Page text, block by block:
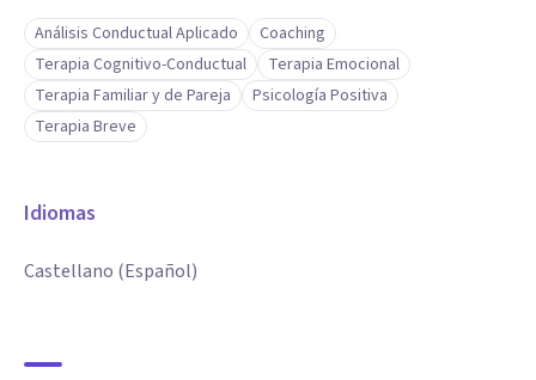
Análisis Conductual Aplicado
Coaching
Terapia Cognitivo-Conductual
Terapia Emocional
Terapia Familiar y de Pareja
Psicología Positiva
Terapia Breve
Idiomas
Castellano (Español)